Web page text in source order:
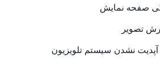
صفحه نمایش
تصویر
آپدیت نشدن سیستم تلویزیون